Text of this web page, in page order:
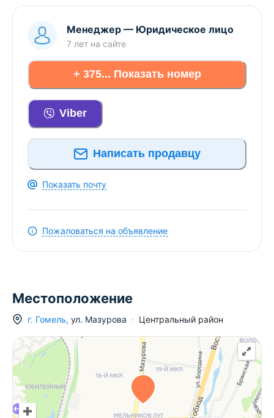
Менеджер — Юридическое лицо
7 лет на сайте
+ 375... Показать номер
Viber
Написать продавцу
Показать почту
Пожаловаться на объявление
Местоположение
г. Гомель, ул. Мазурова Центральный район